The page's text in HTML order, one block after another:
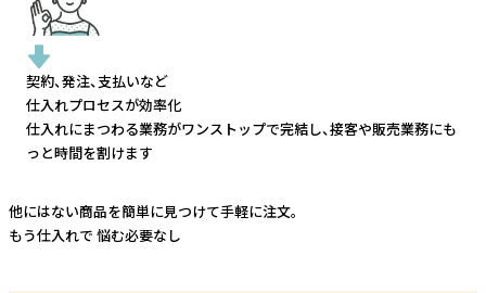
契約、発注、支払いなど
仕入れプロセスが効率化
仕入れにまつわる業務がワンストップで完結し、接客や販売業務にも
っと時間を割けます
他にはない商品を簡単に見つけて手軽に注文。
もう仕入れで 悩む必要なし